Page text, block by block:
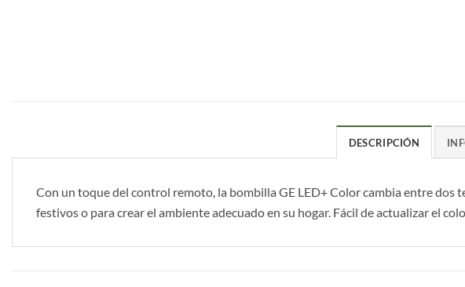
DESCRIPCIÓN
Con un toque del control remoto, la bombilla GE LED+ Color cambia entre dos
festivos o para crear el ambiente adecuado en su hogar. Fácil de actualizar el